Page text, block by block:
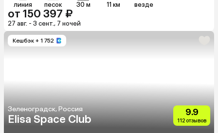
линия песок 30 м 11 км везде
от 150 397 ₽
27 авг. - 3 сент., 7 ночей
Кешбэк + 1 752
Зеленоградск, Россия
Elisa Space Club
9.9
112 отзывов